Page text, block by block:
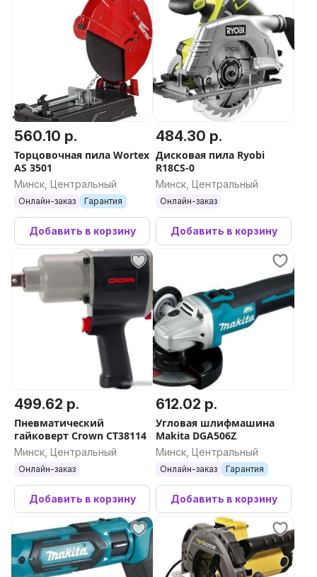
560.10 р.
Торцовочная пила Wortex
AS 3501
Минск, Центральный
Онлайн-заказ Гарантия
Добавить в корзину
484.30 р.
Дисковая пила Ryobi
R18CS-0
Минск, Центральный
Онлайн-заказ
Добавить в корзину
499.62 р.
Пневматический
гайковерт Crown CT38114
Минск, Центральный
Онлайн-заказ
Добавить в корзину
612.02 р.
Угловая шлифмашина
Makita DGA506Z
Минск, Центральный
Онлайн-заказ Гарантия
Добавить в корзину